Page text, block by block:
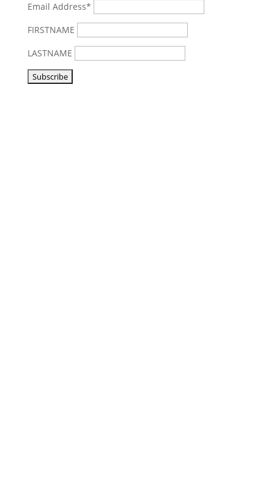
Email Address*
FIRSTNAME
LASTNAME